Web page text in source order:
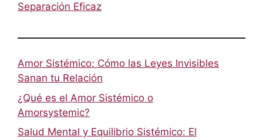
Separación Eficaz
Amor Sistémico: Cómo las Leyes Invisibles
Sanan tu Relación
¿Qué es el Amor Sistémico o
Amorsystemic?
Salud Mental y Equilibrio Sistémico: El